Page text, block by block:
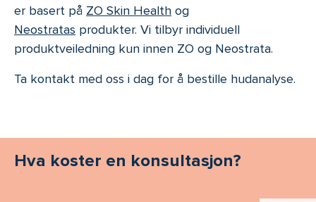
er basert på ZO Skin Health og
Neostratas produkter. Vi tilbyr individuell
produktveiledning kun innen ZO og Neostrata.
Ta kontakt med oss i dag for å bestille hudanalyse.
Hva koster en konsultasjon?